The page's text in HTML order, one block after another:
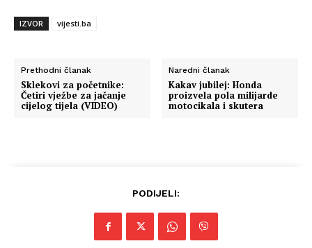
IZVOR vijesti.ba
Prethodni članak
Sklekovi za početnike:
Četiri vježbe za jačanje
cijelog tijela (VIDEO)
Naredni članak
Kakav jubilej: Honda
proizvela pola milijarde
motocikala i skutera
PODIJELI: